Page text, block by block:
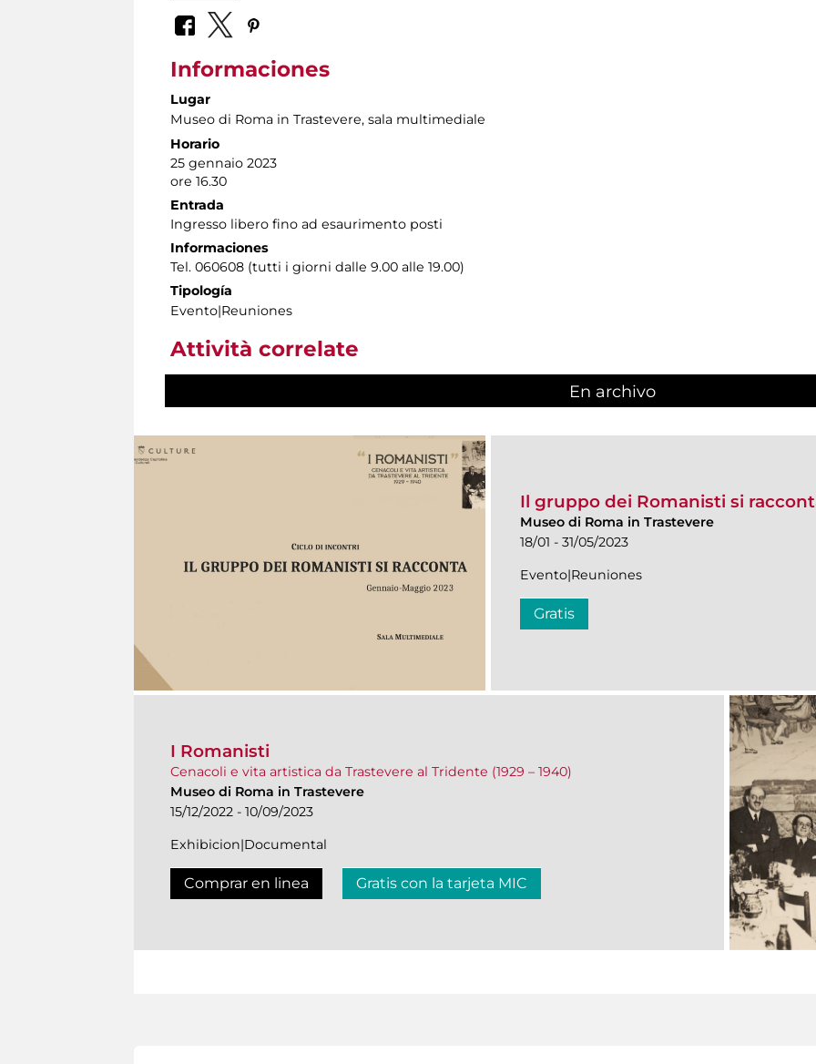
Informaciones
Lugar
Museo di Roma in Trastevere, sala multimediale
Horario
25 gennaio 2023
ore 16.30
Entrada
Ingresso libero fino ad esaurimento posti
Informaciones
Tel. 060608 (tutti i giorni dalle 9.00 alle 19.00)
Tipología
Evento|Reuniones
Attività correlate
En archivo
Il gruppo dei Romanisti si
Museo di Roma in Trastevere
18/01 - 31/05/2023
Evento|Reuniones
Gratis
I Romanisti
Cenacoli e vita artistica da Trastevere al Tridente (1929 – 1940)
Museo di Roma in Trastevere
15/12/2022 - 10/09/2023
Exhibicion|Documental
Comprar en linea Gratis con la tarjeta MIC